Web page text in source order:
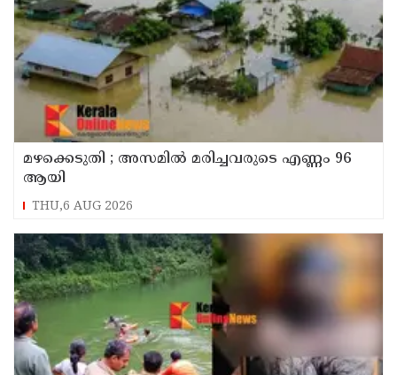
മഴക്കെടുതി ; അസമില്‍ മരിച്ചവരുടെ എണ്ണം 96
ആയി
THU,6 AUG 2026